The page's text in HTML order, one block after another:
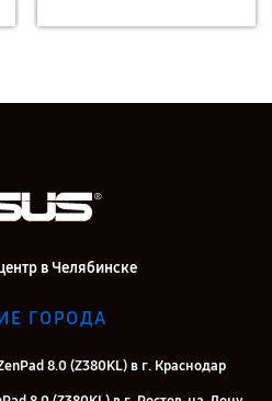
в Челябинске
ГОРОДА
8.0 (Z380KL) в г. Краснодар